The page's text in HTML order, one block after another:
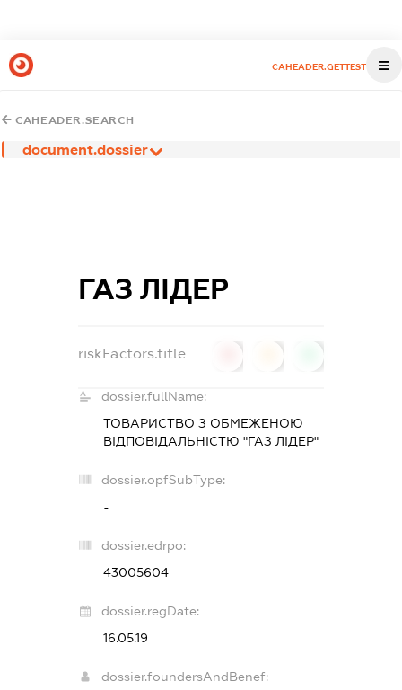
CAHEADER.GETTEST
CAHEADER.SEARCH
document.dossier
ГАЗ ЛІДЕР
riskFactors.title
dossier.fullName:
ТОВАРИСТВО З ОБМЕЖЕНОЮ
ВІДПОВІДАЛЬНІСТЮ "ГАЗ ЛІДЕР"
dossier.opfSubType:
-
dossier.edrpo:
43005604
dossier.regDate:
16.05.19
dossier.foundersAndBenef: